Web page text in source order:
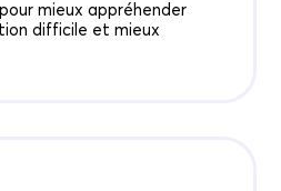
mieux appréhender
difficile et mieux